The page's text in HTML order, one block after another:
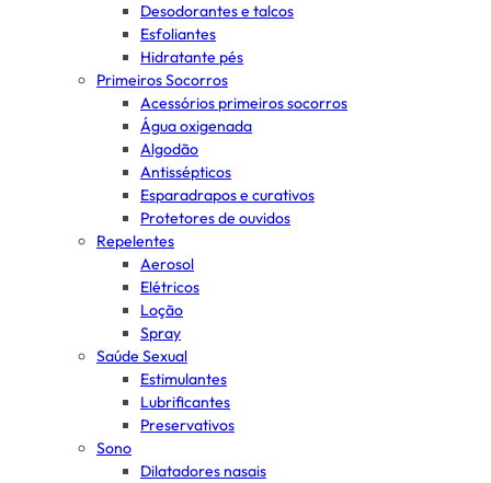
Desodorantes e talcos
Esfoliantes
Hidratante pés
Primeiros Socorros
Acessórios primeiros socorros
Água oxigenada
Algodão
Antissépticos
Esparadrapos e curativos
Protetores de ouvidos
Repelentes
Aerosol
Elétricos
Loção
Spray
Saúde Sexual
Estimulantes
Lubrificantes
Preservativos
Sono
Dilatadores nasais